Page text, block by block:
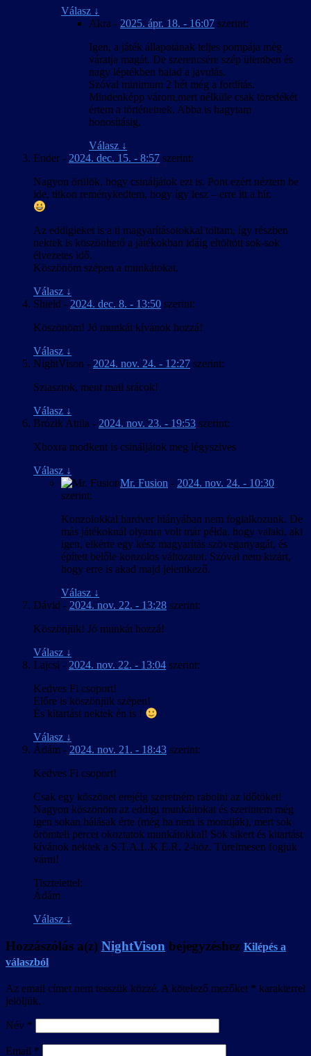
Válasz ↓
Akra - 2025. ápr. 18. - 16:07 szerint:
Igen, a játék állapotának teljes pompája még
váratja magát. De szerencsére szép ütemben és
nagy léptékben halad a javulás.
Szóval minimum 2 hét még a fordítás.
Mindenképp várom,mert nélküle csak töredékét
értem a történetnek. Abba is hagytam
honosításig.
Válasz ↓
Ender - 2024. dec. 15. - 8:57 szerint:
Nagyon örülök, hogy csináljátok ezt is. Pont ezért néztem be
ide, titkon reménykedtem, hogy így lesz – erre itt a hír.
Az eddigieket is a ti magyarításotokkal toltam, így részben
nektek is köszönhető a játékokban idáig eltöltött sok-sok
élvezetes idő.
Köszönöm szépen a munkátokat.
Válasz ↓
Shield - 2024. dec. 8. - 13:50 szerint:
Köszönöm! Jó munkát kívánok hozzá!
Válasz ↓
NightVison - 2024. nov. 24. - 12:27 szerint:
Sziasztok, ment mail srácok!
Válasz ↓
Brózik Attila - 2024. nov. 23. - 19:53 szerint:
Xboxra modkent is csináljátok meg légyszives
Válasz ↓
Mr. Fusion - 2024. nov. 24. - 10:30
szerint:
Konzolokkal hardver hiányában nem foglalkozunk. De
más játékoknál olyanra volt már példa, hogy valaki, aki
igen, elkérte egy kész magyarítás szöveganyagát, és
épített belőle konzolos változatot. Szóval nem kizárt,
hogy erre is akad majd jelentkező.
Válasz ↓
Dávid - 2024. nov. 22. - 13:28 szerint:
Köszönjük! Jó munkát hozzá!
Válasz ↓
Lajcsi - 2024. nov. 22. - 13:04 szerint:
Kedves Fi csoport!
Előre is köszönjük szépen!
És kitartást nektek én is !
Válasz ↓
Ádám - 2024. nov. 21. - 18:43 szerint:
Kedves Fi csoport!
Csak egy köszönet erejéig szeretném rabolni az időtöket!
Nagyon köszönöm az eddigi munkáitokat és szerintem még
igen sokan hálásak érte (még ha nem is mondják), mert sok
örömteli percet okoztatok munkátokkal! Sok sikert és kitartást
kívánok nektek a S.T.A.L.K.E.R. 2-höz. Türelmesen fogjuk
várni!
Tisztelettel:
Ádám
Válasz ↓
Hozzászólás a(z) NightVison bejegyzéshez Kilépés a
válaszból
Az email címet nem tesszük közzé. A kötelező mezőket * karakterrel
jelöljük.
Név *
Email *